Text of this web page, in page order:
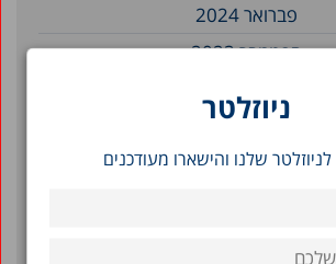
ניוזלטר
שלנו והישארו מעודכנים
פברואר 2024
ספטמבר 2023
יולי 2023
יוני 2023